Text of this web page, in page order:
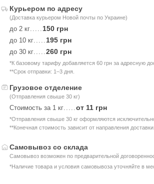
Курьером по адресу
(Доставка курьером Новой почты по Украине)
до 2 кг..... 150 грн
до 10 кг..... 195 грн
до 30 кг.....260 грн
*К базовому тарифу добавляется 60 грн за адресную
**Срок отправки: 1–3 дня.
Грузовое отделение
(Отправления свыше 30 кг)
Стоимость за 1 кг.....от 11 грн
*Отправления свыше 30 кг оформляются
**Конечная стоимость зависит от направления доставки.
Самовывоз со склада
Самовывоз возможен по предварительной
*Наличие товара и условия самовывоза уточняйте в